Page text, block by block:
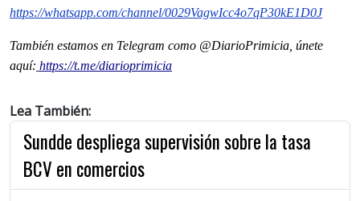
https://whatsapp.com/channel/0029VagwIcc4o7qP30kE1D0J
También estamos en Telegram como @DiarioPrimicia, únete
aquí: https://t.me/diarioprimicia
Lea También:
Sundde despliega supervisión sobre la tasa
BCV en comercios